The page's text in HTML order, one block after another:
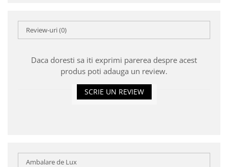
Review-uri(0)
Daca doresti sa iti exprimi parerea despre acest
produs poti adauga un review.
SCRIE UN REVIEW
Ambalare de Lux